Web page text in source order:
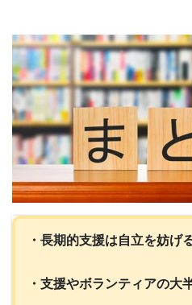
・長期的支援は自立を妨げ
・支援やボランティアの大